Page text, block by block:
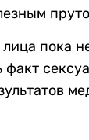
пока
факт